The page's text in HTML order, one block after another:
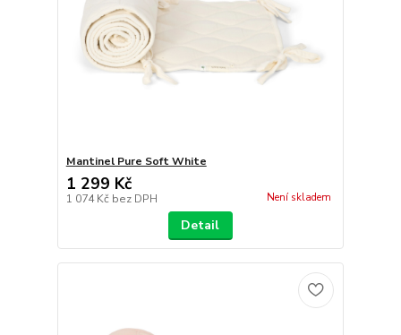
Mantinel Pure Soft White
1 299 Kč
1 074 Kč bez DPH Není skladem
Detail